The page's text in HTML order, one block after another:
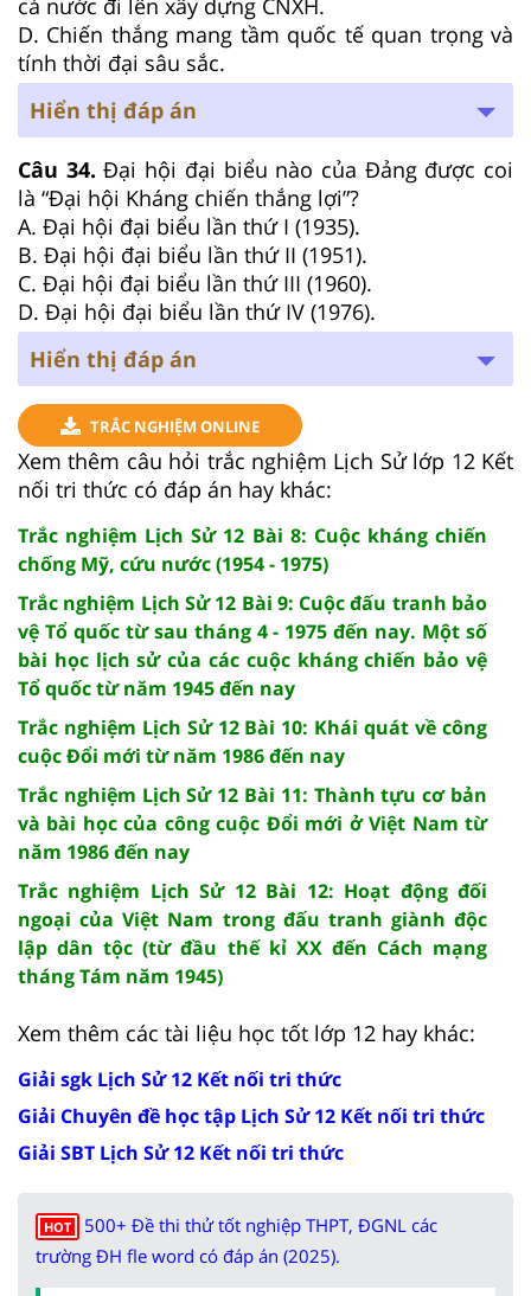
D. Chiến thắng mang tầm quốc tế quan trọng và
tính thời đại sâu sắc.
Hiển thị đáp án
Câu 34.Đại hội đại biểu nào của Đảng được coi
là “Đại hội Kháng chiến thắng lợi”?
A. Đại hội đại biểu lần thứ I (1935).
B. Đại hội đại biểu lần thứ II (1951).
C. Đại hội đại biểu lần thứ III (1960).
D. Đại hội đại biểu lần thứ IV (1976).
Hiển thị đáp án
TRẮC NGHIỆM ONLINE
Xem thêm câu hỏi trắc nghiệm Lịch Sử lớp 12 Kết
nối tri thức có đáp án hay khác:
Trắc nghiệm Lịch Sử 12 Bài 8: Cuộc kháng chiến
chống Mỹ, cứu nước (1954 - 1975)
Trắc nghiệm Lịch Sử 12 Bài 9: Cuộc đấu tranh bảo
vệ Tổ quốc từ sau tháng 4 - 1975 đến nay. Một số
bài học lịch sử của các cuộc kháng chiến bảo vệ
Tổ quốc từ năm 1945 đến nay
Trắc nghiệm Lịch Sử 12 Bài 10: Khái quát về công
cuộc Đổi mới từ năm 1986 đến nay
Trắc nghiệm Lịch Sử 12 Bài 11: Thành tựu cơ bản
và bài học của công cuộc Đổi mới ở Việt Nam từ
năm 1986 đến nay
Trắc nghiệm Lịch Sử 12 Bài 12: Hoạt động đối
ngoại của Việt Nam trong đấu tranh giành độc
lập dân tộc (từ đầu thế kỉ XX đến Cách mạng
tháng Tám năm 1945)
Xem thêm các tài liệu học tốt lớp 12 hay khác:
Giải sgk Lịch Sử 12 Kết nối tri thức
Giải Chuyên đề học tập Lịch Sử 12 Kết nối tri thức
Giải SBT Lịch Sử 12 Kết nối tri thức
HOT
500+ Đề thi thử tốt nghiệp THPT, ĐGNL các
trường ĐH fle word có đáp án (2025).